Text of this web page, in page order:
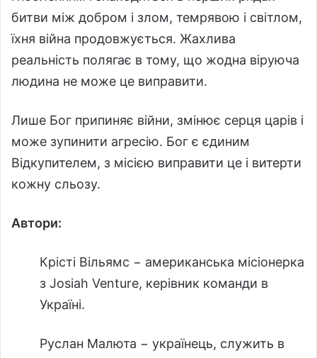
битви між добром і злом, темрявою і світлом,
їхня війна продовжується. Жахлива
реальність полягає в тому, що жодна віруюча
людина не може це виправити.
Лише Бог припиняє війни, змінює серця царів і
може зупинити агресію. Бог є єдиним
Відкупителем, з місією виправити це і витерти
кожну сльозу.
Автори:
Крісті Вільямс − американська місіонерка
з Josiah Venture, керівник команди в
Україні.
Руслан Малюта − українець, служить в